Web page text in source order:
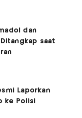
dan
saat
Laporkan
ke Polisi